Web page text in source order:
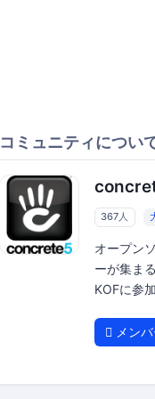
コミュニティについ
367人
オープン
ーが集ま
KOFに参
メン